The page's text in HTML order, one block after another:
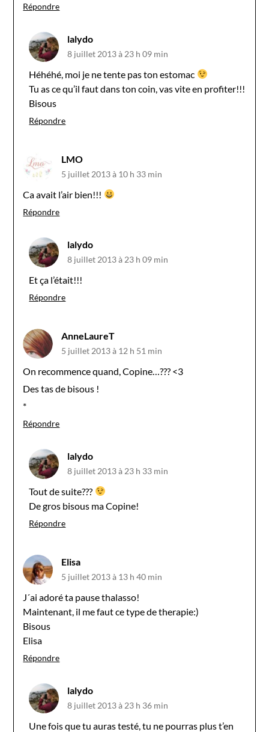
Répondre
lalydo
8 juillet 2013 à 23 h 09 min
Héhéhé, moi je ne tente pas ton estomac
Tu as ce qu’il faut dans ton coin, vas vite en profiter!!!
Bisous
Répondre
LMO
5 juillet 2013 à 10 h 33 min
Ca avait l’air bien!!!
Répondre
lalydo
8 juillet 2013 à 23 h 09 min
Et ça l’était!!!
Répondre
AnneLaureT
5 juillet 2013 à 12 h 51 min
On recommence quand, Copine…??? <3
Des tas de bisous !
*
Répondre
lalydo
8 juillet 2013 à 23 h 33 min
Tout de suite???
De gros bisous ma Copine!
Répondre
Elisa
5 juillet 2013 à 13 h 40 min
J´ai adoré ta pause thalasso!
Maintenant, il me faut ce type de therapie:)
Bisous
Elisa
Répondre
lalydo
8 juillet 2013 à 23 h 36 min
Une fois que tu auras testé, tu ne pourras plus t’en